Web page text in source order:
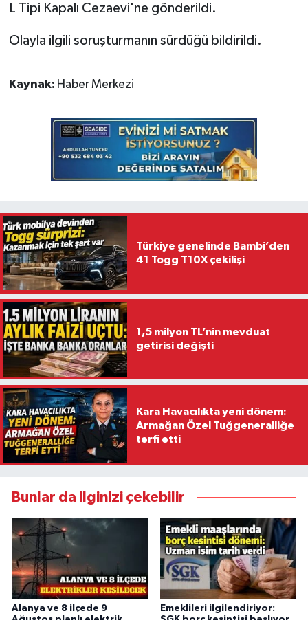
L Tipi Kapalı Cezaevi'ne gönderildi.
Olayla ilgili soruşturmanın sürdüğü bildirildi.
Kaynak: Haber Merkezi
Türkiye genelinde Bambi’den
41 Togg T10X çekilişi
1,5 milyon TL’nin mevduat
getirisi değişti
Kara Havacılıkta yeni dönem:
Armağan Özel Tuğgeneralliğe
terfi etti
Bunlar da ilginizi çekebilir
Alanya ve 8 ilçede 9
Emeklileri ilgilendiriyor: